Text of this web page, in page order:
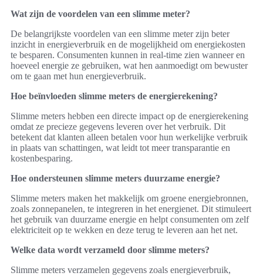
Wat zijn de voordelen van een slimme meter?
De belangrijkste voordelen van een slimme meter zijn beter
inzicht in energieverbruik en de mogelijkheid om energiekosten
te besparen. Consumenten kunnen in real-time zien wanneer en
hoeveel energie ze gebruiken, wat hen aanmoedigt om bewuster
om te gaan met hun energieverbruik.
Hoe beïnvloeden slimme meters de energierekening?
Slimme meters hebben een directe impact op de energierekening
omdat ze precieze gegevens leveren over het verbruik. Dit
betekent dat klanten alleen betalen voor hun werkelijke verbruik
in plaats van schattingen, wat leidt tot meer transparantie en
kostenbesparing.
Hoe ondersteunen slimme meters duurzame energie?
Slimme meters maken het makkelijk om groene energiebronnen,
zoals zonnepanelen, te integreren in het energienet. Dit stimuleert
het gebruik van duurzame energie en helpt consumenten om zelf
elektriciteit op te wekken en deze terug te leveren aan het net.
Welke data wordt verzameld door slimme meters?
Slimme meters verzamelen gegevens zoals energieverbruik,